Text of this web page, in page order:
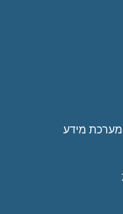
מערכת מידע